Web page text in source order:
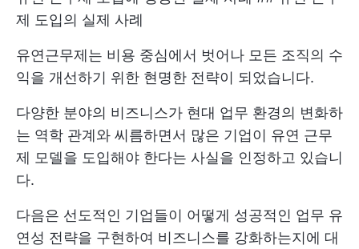
제 도입의 실제 사례
유연근무제는 비용 중심에서 벗어나 모든 조직의 수
익을 개선하기 위한 현명한 전략이 되었습니다.
다양한 분야의 비즈니스가 현대 업무 환경의 변화하
는 역학 관계와 씨름하면서 많은 기업이 유연 근무
제 모델을 도입해야 한다는 사실을 인정하고 있습니
다.
다음은 선도적인 기업들이 어떻게 성공적인 업무 유
연성 전략을 구현하여 비즈니스를 강화하는지에 대